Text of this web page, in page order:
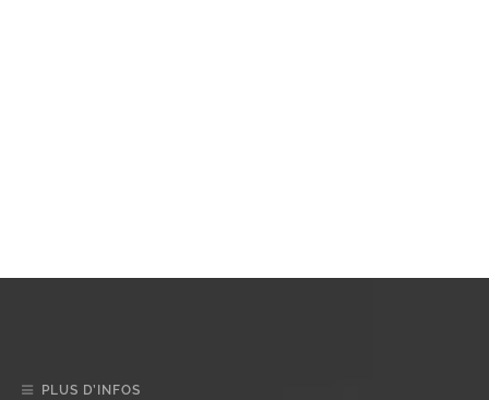
PLUS D’INFOS